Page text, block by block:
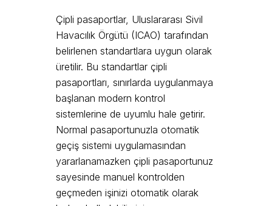
Çipli pasaportlar, Uluslararası Sivil
Havacılık Örgütü (ICAO) tarafından
belirlenen standartlara uygun olarak
üretilir. Bu standartlar çipli
pasaportları, sınırlarda uygulanmaya
başlanan modern kontrol
sistemlerine de uyumlu hale getirir.
Normal pasaportunuzla otomatik
geçiş sistemi uygulamasından
yararlanamazken çipli pasaportunuz
sayesinde manuel kontrolden
geçmeden işinizi otomatik olarak